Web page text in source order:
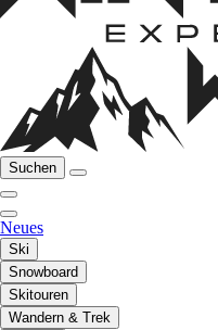
Suchen
Neues
Ski
Snowboard
Skitouren
Wandern & Trek